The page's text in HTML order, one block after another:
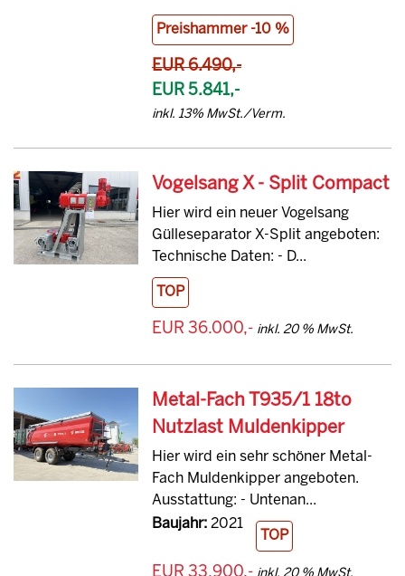
Preishammer -10 %
EUR 6.490,-
EUR 5.841,-
inkl. 13% MwSt./Verm.
Vogelsang X - Split Compact
Hier wird ein neuer Vogelsang
Gülleseparator X-Split angeboten:
Technische Daten: - D...
TOP
EUR 36.000,- inkl. 20 % MwSt.
Metal-Fach T935/1 18to
Nutzlast Muldenkipper
Hier wird ein sehr schöner Metal-
Fach Muldenkipper angeboten.
Ausstattung: - Untenan...
Baujahr:2021
TOP
EUR 33.900,- inkl. 20 % MwSt.